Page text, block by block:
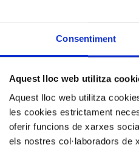
Consentiment
Aquest lloc web utilitza
Aquest lloc web utilitza
les cookies estrictament
oferir funcions de xarxes
els nostres col·laboradors de
Els camps necessaris estan